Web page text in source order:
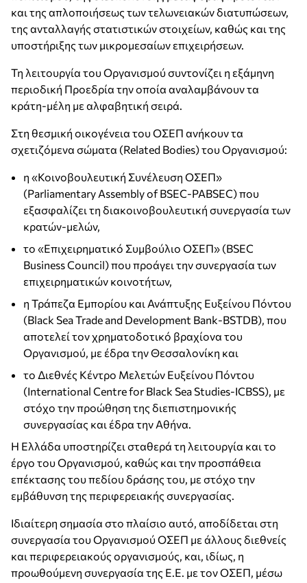
και της απλοποιήσεως των τελωνειακών διατυπώσεων,
της ανταλλαγής στατιστικών στοιχείων, καθώς και της
υποστήριξης των μικρομεσαίων επιχειρήσεων.
Τη λειτουργία του Οργανισμού συντονίζει η εξάμηνη
περιοδική Προεδρία την οποία αναλαμβάνουν τα
κράτη-μέλη με αλφαβητική σειρά.
Στη θεσμική οικογένεια του ΟΣΕΠ ανήκουν τα
σχετιζόμενα σώματα (Related Bodies) του Οργανισμού:
η «Κοινοβουλευτική Συνέλευση ΟΣΕΠ»
(Parliamentary Assembly of BSEC-PABSEC) που
εξασφαλίζει τη διακοινοβουλευτική συνεργασία των
κρατών-μελών,
το «Επιχειρηματικό Συμβούλιο ΟΣΕΠ» (BSEC
Business Council) που προάγει την συνεργασία των
επιχειρηματικών κοινοτήτων,
η Τράπεζα Εμπορίου και Ανάπτυξης Ευξείνου Πόντου
(Black Sea Trade and Development Bank-BSTDB), που
αποτελεί τον χρηματοδοτικό βραχίονα του
Οργανισμού, με έδρα την Θεσσαλονίκη και
το Διεθνές Κέντρο Μελετών Ευξείνου Πόντου
(International Centre for Black Sea Studies-ICBSS), με
στόχο την προώθηση της διεπιστημονικής
συνεργασίας και έδρα την Αθήνα.
Η Ελλάδα υποστηρίζει σταθερά τη λειτουργία και το
έργο του Οργανισμού, καθώς και την προσπάθεια
επέκτασης του πεδίου δράσης του, με στόχο την
εμβάθυνση της περιφερειακής συνεργασίας.
Ιδιαίτερη σημασία στο πλαίσιο αυτό, αποδίδεται στη
συνεργασία του Οργανισμού ΟΣΕΠ με άλλους διεθνείς
και περιφερειακούς οργανισμούς, και, ιδίως, η
προωθούμενη συνεργασία της Ε.Ε. με τον ΟΣΕΠ, μέσω